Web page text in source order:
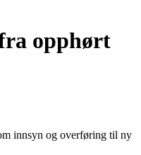
opphørt
innsyn og overføring til ny